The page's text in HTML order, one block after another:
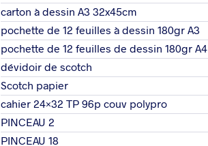
carton à dessin A3 32x45cm
pochette de 12 feuilles à dessin 180gr A3
pochette de 12 feuilles de dessin 180gr A4
dévidoir de scotch
Scotch papier
cahier 24×32 TP 96p couv polypro
PINCEAU 2
PINCEAU 18